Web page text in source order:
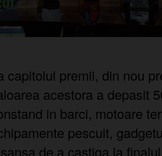
capitolul premii, din nou
acestora a depasit
in barci, motoare
pescuit,
de a castiga la